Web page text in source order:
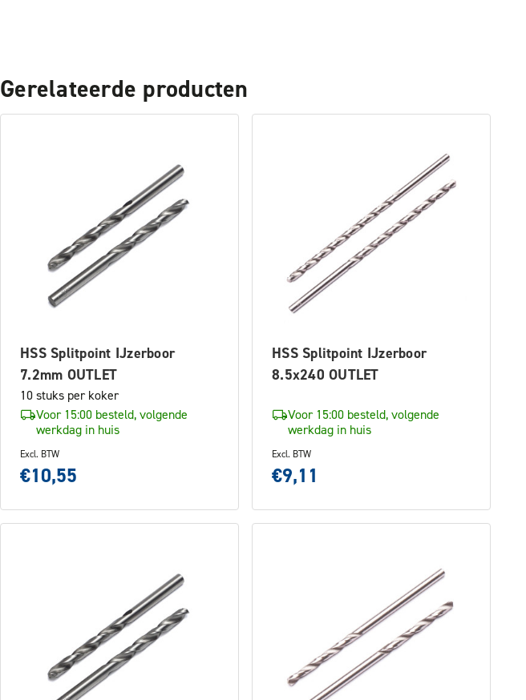
Gerelateerde producten
HSS Splitpoint IJzerboor
7.2mm OUTLET
10 stuks per koker
Voor 15:00 besteld, volgende
werkdag in huis
Excl. BTW
€10,55
HSS Splitpoint IJzerboor
8.5x240 OUTLET
Voor 15:00 besteld, volgende
werkdag in huis
Excl. BTW
€9,11